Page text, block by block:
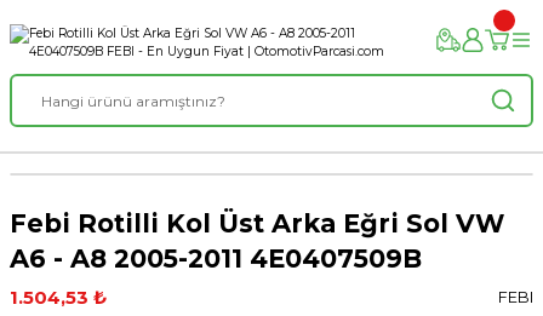
Febi Rotilli Kol Üst Arka Eğri Sol VW
A6 - A8 2005-2011 4E0407509B
1.504,53 ₺
FEBI